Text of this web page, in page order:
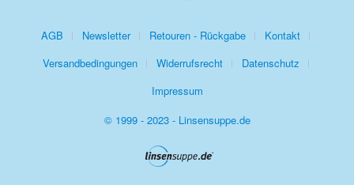
AGB Newsletter Retouren - Rückgabe
Kontakt
Versandbedingungen
Widerrufsrecht
Datenschutz
Impressum
© 1999 - 2023 - Linsensuppe.de